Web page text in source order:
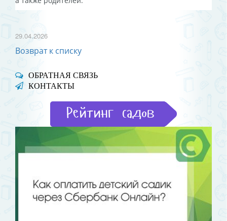
29.04.2026
Возврат к списку
ОБРАТНАЯ СВЯЗЬ
КОНТАКТЫ
Рейтинг садов